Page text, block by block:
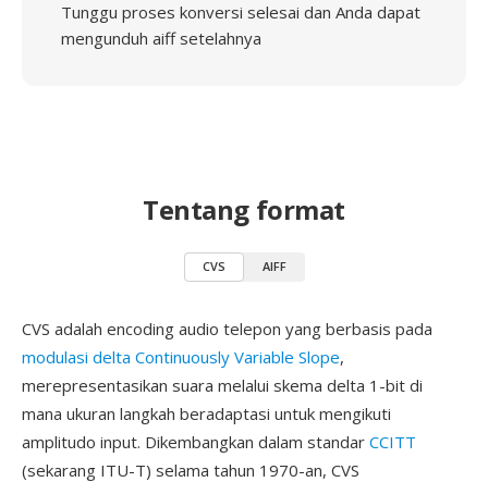
Tunggu proses konversi selesai dan Anda dapat
mengunduh aiff setelahnya
Tentang format
CVS AIFF
CVS adalah encoding audio telepon yang berbasis pada
modulasi delta Continuously Variable Slope,
merepresentasikan suara melalui skema delta 1-bit di
mana ukuran langkah beradaptasi untuk mengikuti
amplitudo input. Dikembangkan dalam standar CCITT
(sekarang ITU-T) selama tahun 1970-an, CVS